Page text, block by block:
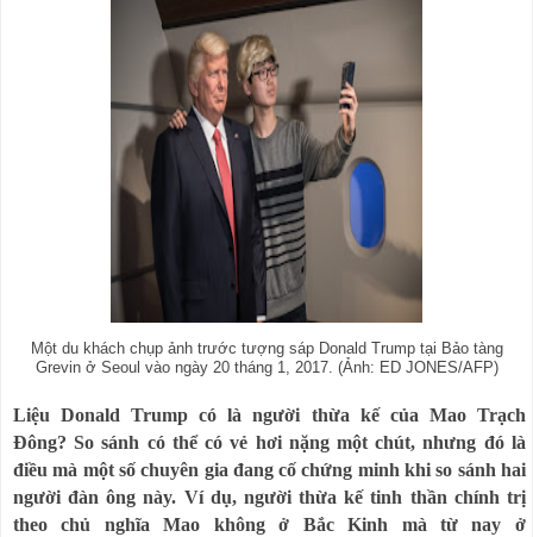
Một du khách chụp ảnh trước tượng sáp Donald Trump tại Bảo tàng
Grevin ở Seoul vào ngày 20 tháng 1, 2017. (Ảnh: ED JONES/AFP)
Liệu Donald Trump có là người thừa kế của Mao Trạch
Đông? So sánh có thể có vẻ hơi nặng một chút, nhưng đó là
điều mà một số chuyên gia đang cố chứng minh khi so sánh hai
người đàn ông này. Ví dụ, người thừa kế tinh thần chính trị
theo chủ nghĩa Mao không ở Bắc Kinh mà từ nay ở